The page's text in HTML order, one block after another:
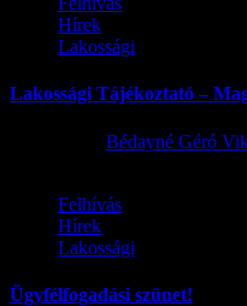
Hírek
Lakossági
Lakossági Tájékoztató –
Bédayné Géró
Felhívás
Hírek
Lakossági
Ügyfélfogadási szünet!